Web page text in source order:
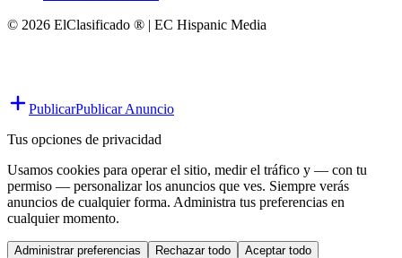
© 2026 ElClasificado ® | EC Hispanic Media
PublicarPublicar Anuncio
Tus opciones de privacidad
Usamos cookies para operar el sitio, medir el tráfico y — con tu
permiso — personalizar los anuncios que ves. Siempre verás
anuncios de cualquier forma. Administra tus preferencias en
cualquier momento.
Administrar preferencias Rechazar todo Aceptar todo